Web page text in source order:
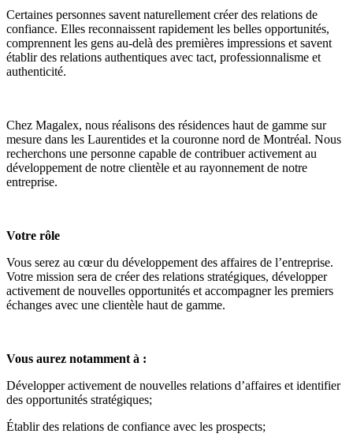
Certaines personnes savent naturellement créer des relations de
confiance. Elles reconnaissent rapidement les belles opportunités,
comprennent les gens au-delà des premières impressions et savent
établir des relations authentiques avec tact, professionnalisme et
authenticité.
Chez Magalex, nous réalisons des résidences haut de gamme sur
mesure dans les Laurentides et la couronne nord de Montréal. Nous
recherchons une personne capable de contribuer activement au
développement de notre clientèle et au rayonnement de notre
entreprise.
Votre rôle
Vous serez au cœur du développement des affaires de l’entreprise.
Votre mission sera de créer des relations stratégiques, développer
activement de nouvelles opportunités et accompagner les premiers
échanges avec une clientèle haut de gamme.
Vous aurez notamment à :
Développer activement de nouvelles relations d’affaires et identifier
des opportunités stratégiques;
Établir des relations de confiance avec les prospects;